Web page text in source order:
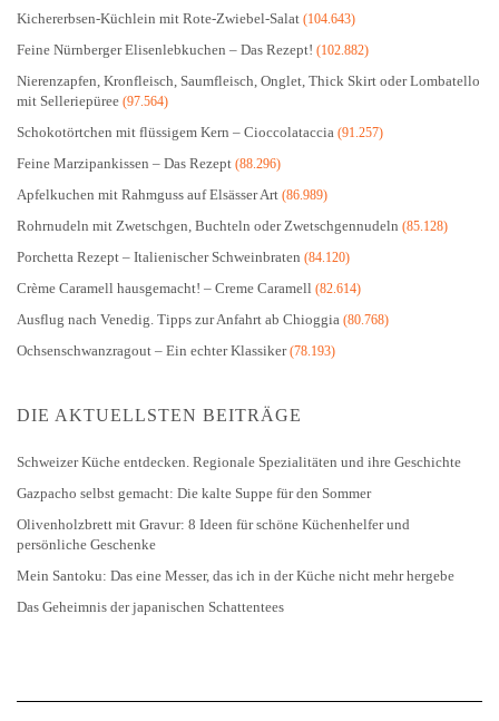
Kichererbsen-Küchlein mit Rote-Zwiebel-Salat (104.643)
Feine Nürnberger Elisenlebkuchen – Das Rezept! (102.882)
Nierenzapfen, Kronfleisch, Saumfleisch, Onglet, Thick Skirt oder Lombatello
mit Selleriepüree (97.564)
Schokotörtchen mit flüssigem Kern – Cioccolataccia (91.257)
Feine Marzipankissen – Das Rezept (88.296)
Apfelkuchen mit Rahmguss auf Elsässer Art (86.989)
Rohrnudeln mit Zwetschgen, Buchteln oder Zwetschgennudeln (85.128)
Porchetta Rezept – Italienischer Schweinbraten (84.120)
Crème Caramell hausgemacht! – Creme Caramell (82.614)
Ausflug nach Venedig. Tipps zur Anfahrt ab Chioggia (80.768)
Ochsenschwanzragout – Ein echter Klassiker(78.193)
DIE AKTUELLSTEN BEITRÄGE
Schweizer Küche entdecken. Regionale Spezialitäten und ihre Geschichte
Gazpacho selbst gemacht: Die kalte Suppe für den Sommer
Olivenholzbrett mit Gravur: 8 Ideen für schöne Küchenhelfer und
persönliche Geschenke
Mein Santoku: Das eine Messer, das ich in der Küche nicht mehr hergebe
Das Geheimnis der japanischen Schattentees